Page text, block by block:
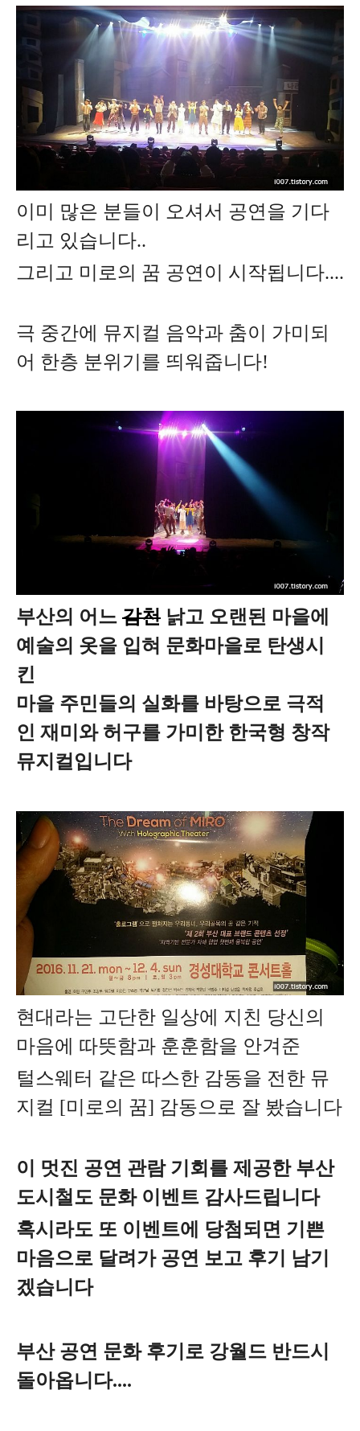
이미 많은 분들이 오셔서 공연을 기다
리고 있습니다..
그리고 미로의 꿈 공연이 시작됩니다....
극 중간에 뮤지컬 음악과 춤이 가미되
어 한층 분위기를 띄워줍니다!
부산의 어느 감천 낡고 오랜된 마을에
예술의 옷을 입혀 문화마을로 탄생시
킨
마을 주민들의 실화를 바탕으로 극적
인 재미와 허구를 가미한 한국형 창작
뮤지컬입니다
현대라는 고단한 일상에 지친 당신의
마음에 따뜻함과 훈훈함을 안겨준
털스웨터 같은 따스한 감동을 전한 뮤
지컬 [미로의 꿈] 감동으로 잘 봤습니다
이 멋진 공연 관람 기회를 제공한 부산
도시철도 문화 이벤트 감사드립니다
혹시라도 또 이벤트에 당첨되면 기쁜
마음으로 달려가 공연 보고 후기 남기
겠습니다
부산 공연 문화 후기로 강월드 반드시
돌아옵니다....